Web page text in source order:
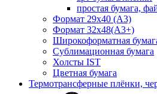
простая бумага,
Формат 29х40 (А3)
Формат 32х48(А3+)
Широкоформатная
Сублимационная бумага
Холсты IST
Цветная бумага
Термотрансферные плёнки,